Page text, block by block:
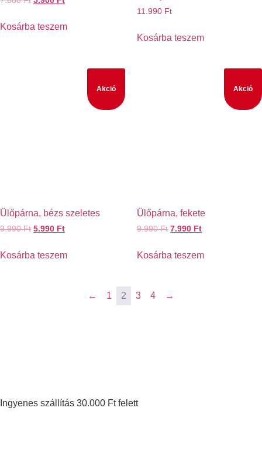
Kosárba teszem
11.990 Ft
Kosárba teszem
Akció
Ülőpárna, bézs szeletes
9.990Ft 5.990 Ft
Kosárba teszem
Akció
Ülőpárna, fekete
9.990Ft 7.990 Ft
Kosárba teszem
← 1 2 3 4 →
Ingyenes szállítás 30.000 Ft felett